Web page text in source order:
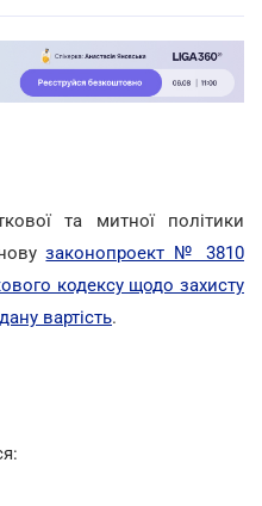
та митної політики
законопроект № 3810
кодексу щодо захисту
вартість.